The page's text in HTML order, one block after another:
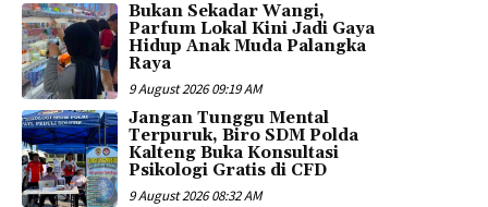
Bukan Sekadar Wangi,
Parfum Lokal Kini Jadi Gaya
Hidup Anak Muda Palangka
Raya
9 August 2026 09:19 AM
Jangan Tunggu Mental
Terpuruk, Biro SDM Polda
Kalteng Buka Konsultasi
Psikologi Gratis di CFD
9 August 2026 08:32 AM